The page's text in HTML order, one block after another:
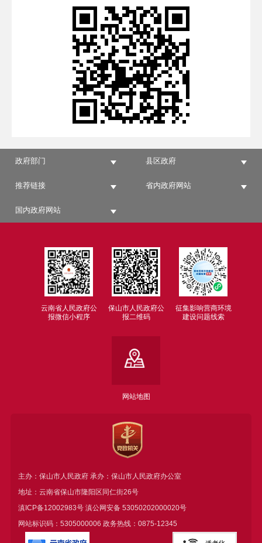
政府部门 县区政府
推荐链接 省内政府网站
国内政府网站
云南省人民政府公
报微信小程序
保山市人民政府公
报二维码
征集影响营商环境
建设问题线索
网站地图
主办：保山市人民政府 承办：保山市人民政府办公室
地址：云南省保山市隆阳区同仁街26号
滇ICP备12002983号滇公网安备 53050202000020号
网站标识码：5305000006 政务热线：0875-12345